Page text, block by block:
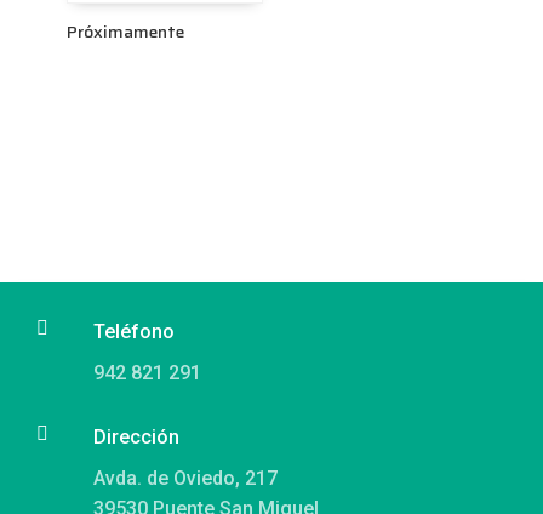
Próximamente

Teléfono
942 821 291

Dirección
Avda. de Oviedo, 217
39530 Puente San Miguel